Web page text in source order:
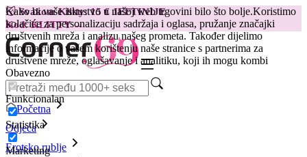
Kako bi vaše iskustvo u našoj web trgovini bilo što bolje.Koristimo
kolačiće za personalizaciju sadržaja i oglasa, pružanje značajki
društvenih mreža i analizu našeg prometa. Također dijelimo
informacije o vašem korištenju naše stranice s partnerima za
društvene mreže, oglašavanje i analitiku, koji ih mogu kombi
Obavezno
Funkcionalan
Statistika
Marketing
😽Svakom Klitty: 15 € JEFTINIJE
Kod: KLITTY →
Početna
Odjeća
Erotsko rublje